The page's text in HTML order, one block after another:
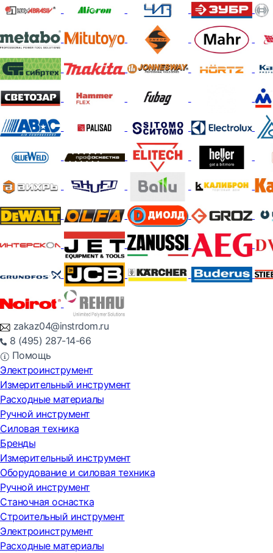
zakaz04@instrdom.ru
8 (495) 287-14-66
Помощь
Электроинструмент
Измерительный инструмент
Расходные материалы
Ручной инструмент
Силовая техника
Бренды
Измерительный инструмент
Оборудование и силовая техника
Ручной инструмент
Станочная оснастка
Строительный инструмент
Электроинструмент
Расходные материалы